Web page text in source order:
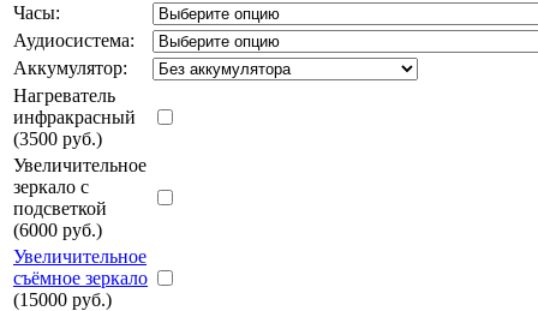
Часы:
Аудиосистема:
Аккумулятор:
Нагреватель
инфракрасный
(3500 руб.)
Увеличительное
зеркало с
подсветкой
(6000 руб.)
Увеличительное
съёмное зеркало
(15000 руб.)